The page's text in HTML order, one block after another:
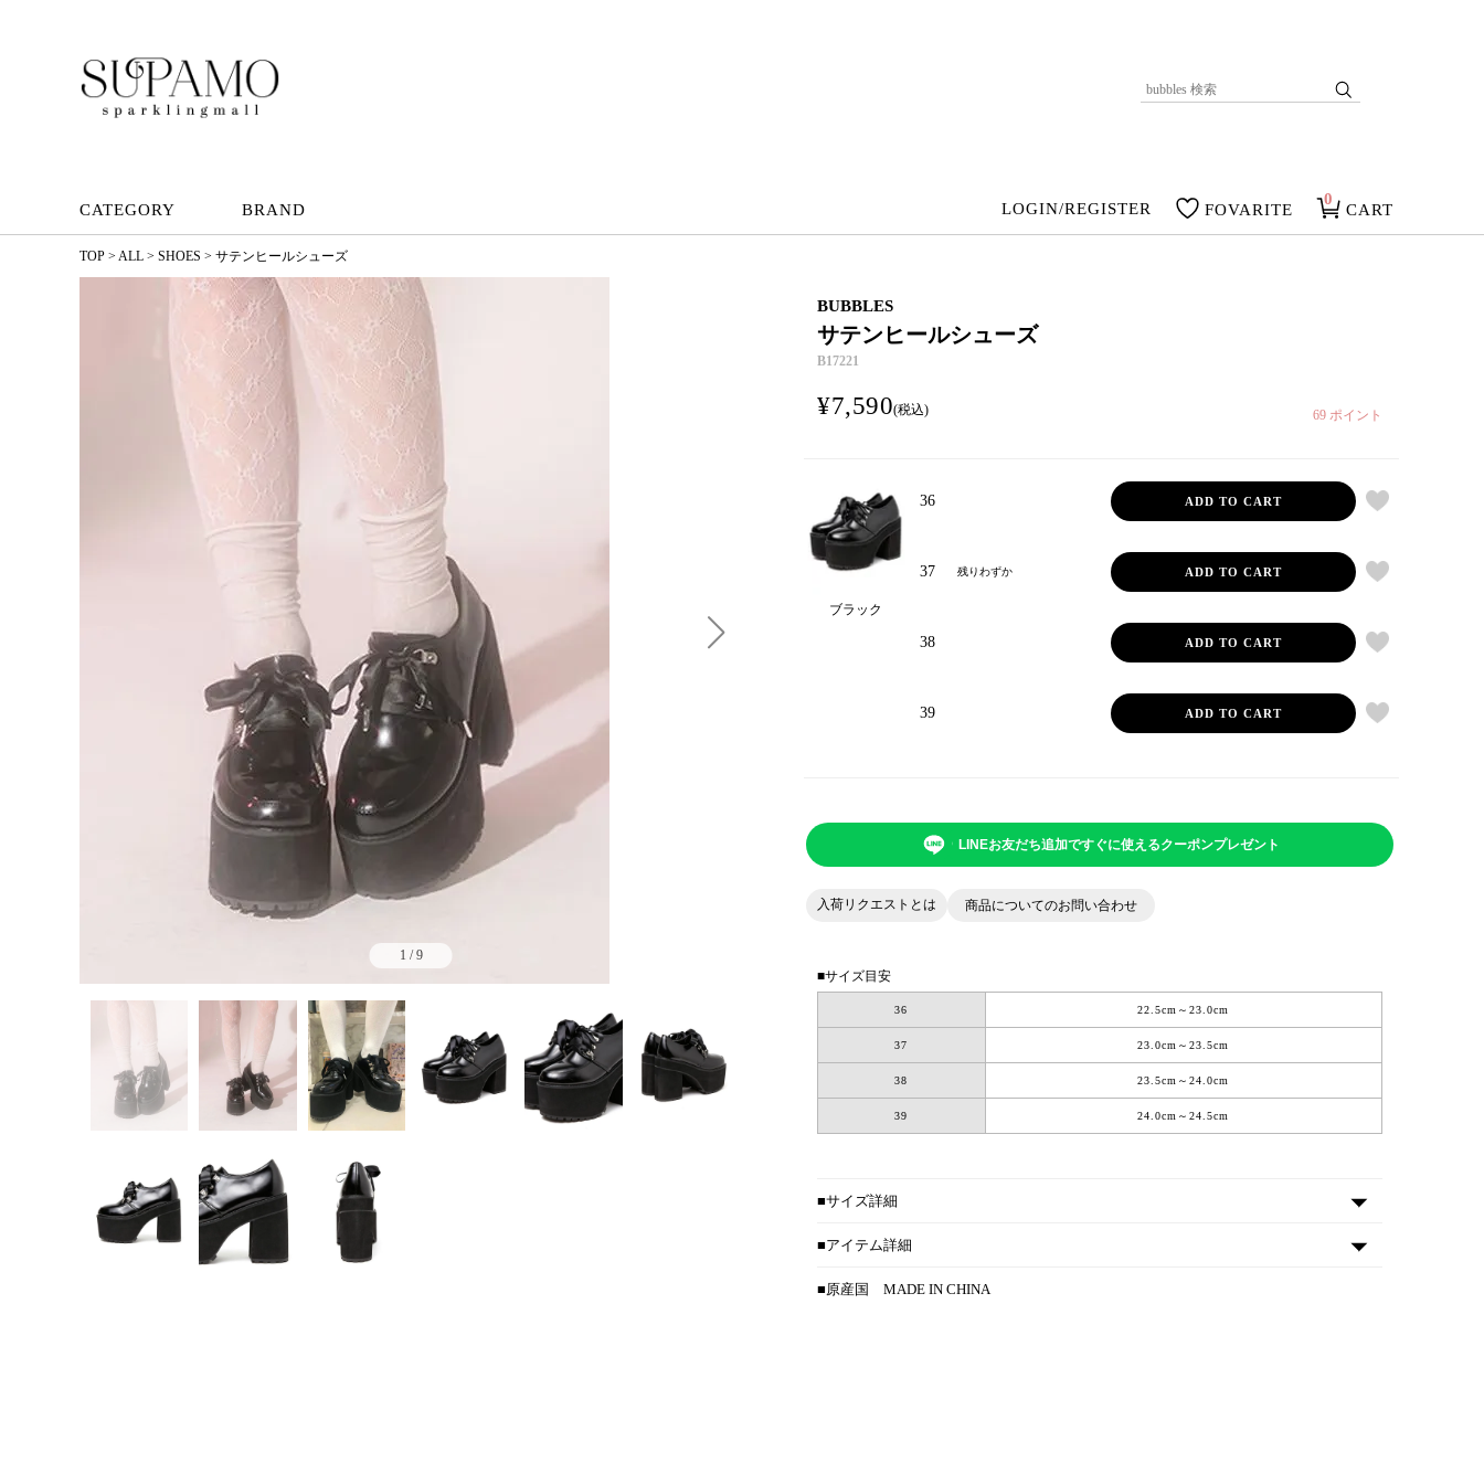
CATEGORY BRAND LOGIN/REGISTER FOVARITE CART
0
TOP ALL SHOES サテンヒールシューズ
1 /9
BUBBLES
サテンヒールシューズ
B17221
¥7,590 税込 69 ポイント
ブラック
36 ADD TO CART
37 残りわずか ADD TO CART
38 ADD TO CART
39 ADD TO CART
LINEお友だち追加ですぐに使えるクーポンプレゼント
入荷リクエストとは 商品についてのお問い合わせ
■サイズ目安
36
37
38
39
22.5cm～23.0cm
23.0cm～23.5cm
23.5cm～24.0cm
24.0cm～24.5cm
■サイズ詳細
■アイテム詳細
■原産国 MADE IN CHINA